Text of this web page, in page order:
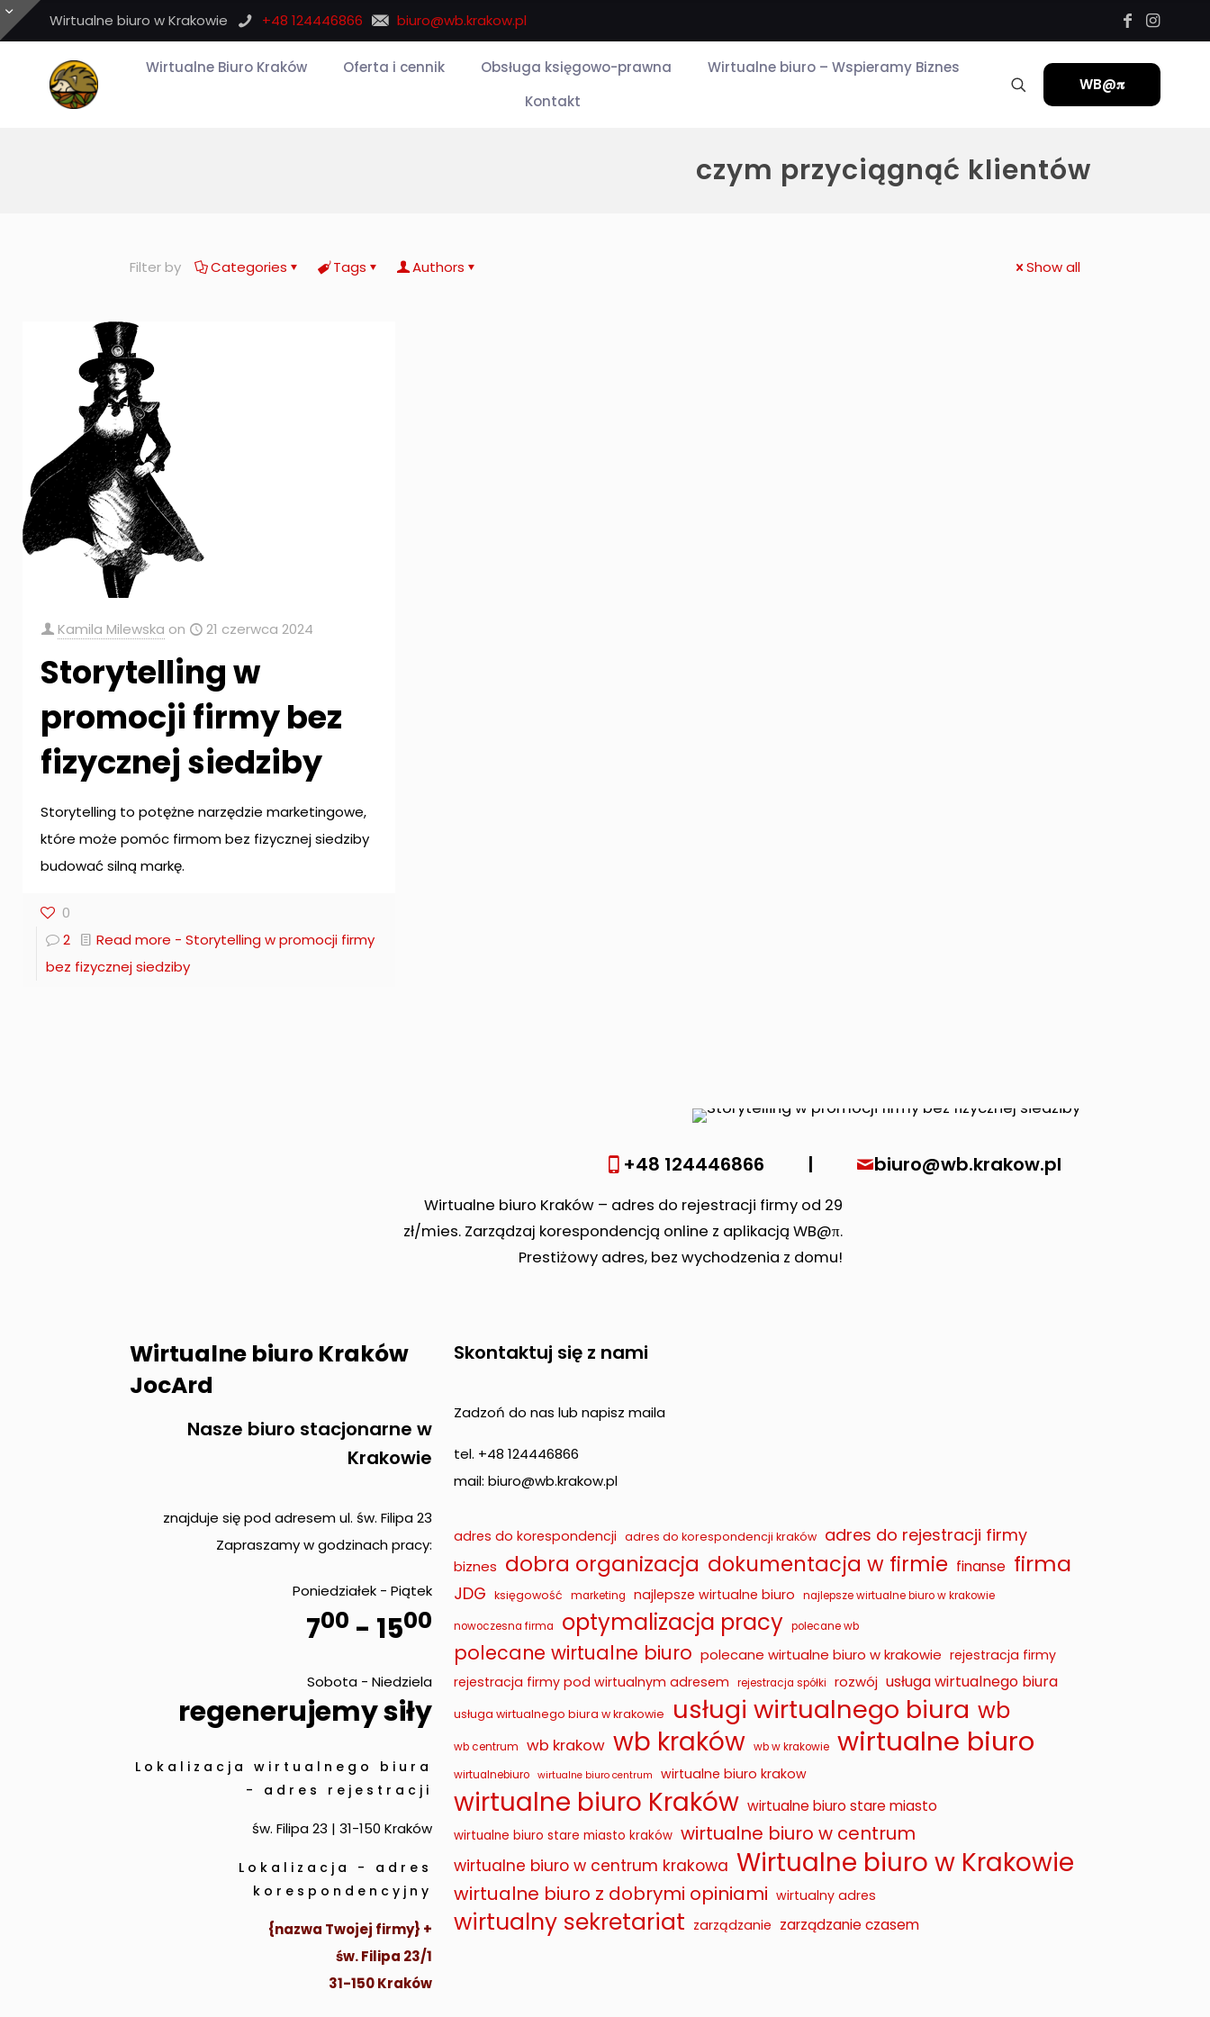
Wirtualne biuro w Krakowie +48 124446866 biuro@wb.krakow.pl
Wirtualne Biuro Kraków Oferta i cennik Obsługa księgowo-prawna
Wirtualne biuro – Wspieramy Biznes
Kontakt
WB@𝛑
czym przyciągnąć klientów
Filter by Categories Tags Authors Show all
Kamila Milewska on 21 czerwca 2024
Storytelling w
promocji firmy bez
fizycznej siedziby
Storytelling to potężne narzędzie marketingowe,
które może pomóc firmom bez fizycznej siedziby
budować silną markę.
0
2
Read more - Storytelling w promocji firmy
bez fizycznej siedziby
+48 124446866 | biuro@wb.krakow.pl
Wirtualne biuro Kraków – adres do rejestracji firmy od 29
zł/mies. Zarządzaj korespondencją online z aplikacją WB@π.
Prestiżowy adres, bez wychodzenia z domu!
Wirtualne biuro Kraków
JocArd
Nasze biuro stacjonarne w
Krakowie
znajduje się pod adresem ul. św. Filipa 23
Zapraszamy w godzinach pracy:
Poniedziałek - Piątek
700 - 1500
Sobota - Niedziela
regenerujemy siły
Lokalizacja wirtualnego biura
- adres rejestracji
św. Filipa 23 | 31-150 Kraków
Lokalizacja - adres
korespondencyjny
{nazwa Twojej firmy} +
św. Filipa 23/1
31-150 Kraków
Skontaktuj się z nami
Zadzoń do nas lub napisz maila
tel. +48 124446866
mail: biuro@wb.krakow.pl
adres do korespondencji adres do korespondencji kraków adres do rejestracji firmy
biznes dobra organizacja dokumentacja w firmie finanse firma
JDG księgowość marketing najlepsze wirtualne biuro najlepsze wirtualne biuro w krakowie
nowoczesna firma optymalizacja pracy polecane wb
polecane wirtualne biuro polecane wirtualne biuro w krakowie rejestracja firmy
rejestracja firmy pod wirtualnym adresem
rejestracja spółki rozwój usługa wirtualnego biura
usługa wirtualnego biura w krakowie usługi wirtualnego biura wb
wb centrum wb krakow wb kraków wb w krakowie wirtualne biuro
wirtualnebiuro wirtualne biuro centrum wirtualne biuro krakow
wirtualne biuro Kraków wirtualne biuro stare miasto
wirtualne biuro stare miasto kraków wirtualne biuro w centrum
wirtualne biuro w centrum krakowa Wirtualne biuro w Krakowie
wirtualne biuro z dobrymi opiniami wirtualny adres
wirtualny sekretariat zarządzanie zarządzanie czasem